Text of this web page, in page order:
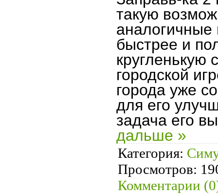
такую
быстрее и
кругленькую
городской
города уже
для его
задача его
дальше »
Категория:
Просмотров:
Комментарии